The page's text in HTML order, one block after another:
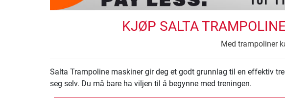
KJØP SALTA
Med trampoliner
Salta Trampoline maskiner gir deg et godt grunnlag til en effektiv
seg selv. Du må bare ha viljen til å begynne med treningen.